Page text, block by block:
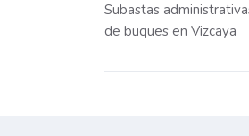
Subastas
de buques en Vizcaya